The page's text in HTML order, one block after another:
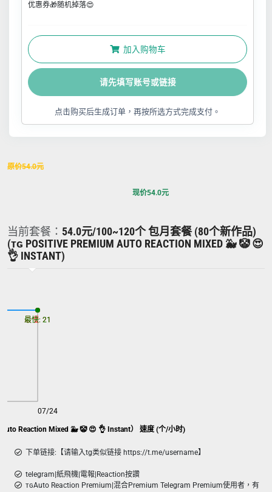
优惠券🎁随机掉落😍
加入购物车
请先填写账号或链接
点击购买后生成订单，再按所选方式完成支付。
原价54.0元
现价54.0元
当前套餐： 54.0元/100~120个 包月套餐 (80个新作品)
(ᴛɢ POSITIVE PREMIUM AUTO REACTION MIXED 🐳 🤡 😍
👌 INSTANT)
包月套餐（80個新作品）（ᴛ ɢ Positive Premium Auto Reaction Mixed 🐳 🤡 😍 👌 Instant） 速度 (个/小时)
07/24
最慢: 21
最快: 21
下单链接:【请输入tg类似链接 https://t.me/username】
telegram|紙飛機|電報|Reaction按讚
ᴛɢAuto Reaction Premium|混合Premium Telegram Premium使用者，有